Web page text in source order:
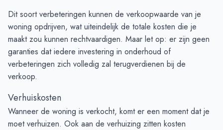
Dit soort verbeteringen kunnen de verkoopwaarde van je
woning opdrijven, wat uiteindelijk de totale kosten die je
maakt zou kunnen rechtvaardigen. Maar let op: er zijn geen
garanties dat iedere investering in onderhoud of
verbeteringen zich volledig zal terugverdienen bij de
verkoop.
Verhuiskosten
Wanneer de woning is verkocht, komt er een moment dat je
moet verhuizen. Ook aan de verhuizing zitten kosten